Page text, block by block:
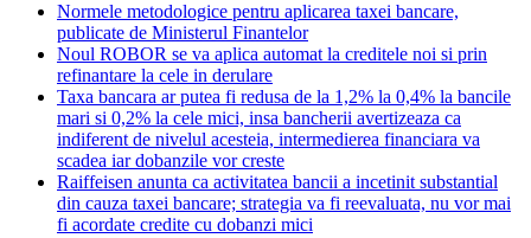
Normele metodologice pentru aplicarea taxei bancare,
publicate de Ministerul Finantelor
Noul ROBOR se va aplica automat la creditele noi si prin
refinantare la cele in derulare
Taxa bancara ar putea fi redusa de la 1,2% la 0,4% la bancile
mari si 0,2% la cele mici, insa bancherii avertizeaza ca
indiferent de nivelul acesteia, intermedierea financiara va
scadea iar dobanzile vor creste
Raiffeisen anunta ca activitatea bancii a incetinit substantial
din cauza taxei bancare; strategia va fi reevaluata, nu vor mai
fi acordate credite cu dobanzi mici